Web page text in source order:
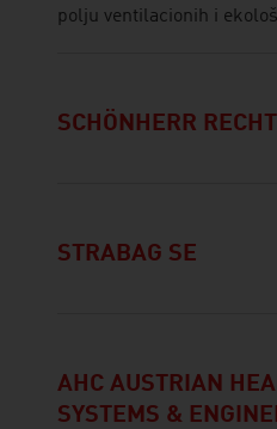
polju ventilacionih i
SCHÖNHERR
STRABAG SE
AHC AUSTRIAN
SYSTEMS &